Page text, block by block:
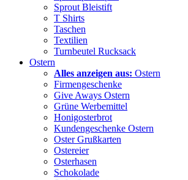
Sprout Bleistift
T Shirts
Taschen
Textilien
Turnbeutel Rucksack
Ostern
Alles anzeigen aus: Ostern
Firmengeschenke
Give Aways Ostern
Grüne Werbemittel
Honigosterbrot
Kundengeschenke Ostern
Oster Grußkarten
Ostereier
Osterhasen
Schokolade